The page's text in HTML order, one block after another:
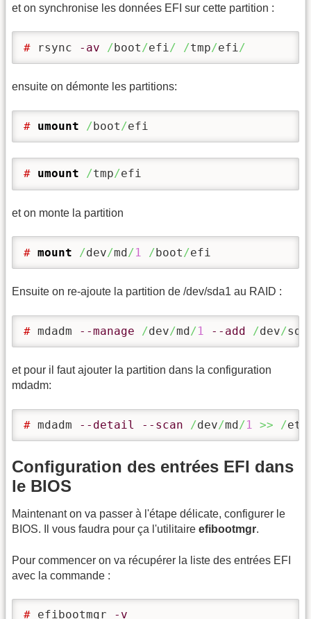
et on synchronise les données EFI sur cette partition :
# rsync -av /boot /efi / /tmp/efi /
ensuite on démonte les partitions:
# umount /boot /efi
# umount /tmp/efi
et on monte la partition
# mount /dev/md/1 /boot /efi
Ensuite on re-ajoute la partition de /dev/sda1 au RAID :
# mdadm --manage /dev/md/1 --add /dev/
et pour il faut ajouter la partition dans la configuration
mdadm:
# mdadm --detail --scan /dev/md/1 >> /etc
Configuration des entrées EFI dans
le BIOS
Maintenant on va passer à l'étape délicate, configurer le
BIOS. Il vous faudra pour ça l'utilitaire efibootmgr.
Pour commencer on va récupérer la liste des entrées EFI
avec la commande :
# efibootmgr -v